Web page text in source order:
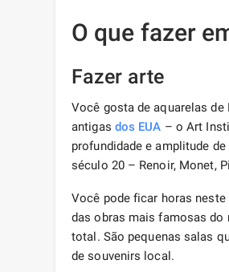
O que fazer
Fazer arte
Você gosta de aquarelas
antigas dos EUA – o Art
profundidade e amplitude
século 20 – Renoir, Monet,
Você pode ficar horas
das obras mais famosas do
total. São pequenas salas
de souvenirs local.